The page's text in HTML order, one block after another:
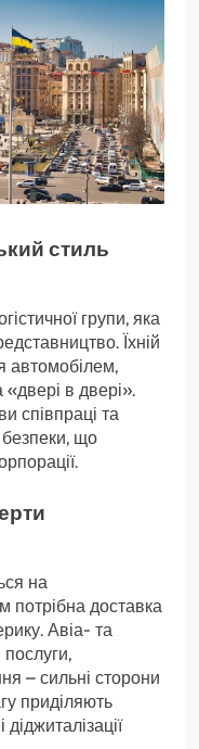
стиль
групи, яка
Їхній
автомобілем,
в двері».
співпраці та
що
на
потрібна доставка
Авіа- та
послуги,
– сильні сторони
приділяють